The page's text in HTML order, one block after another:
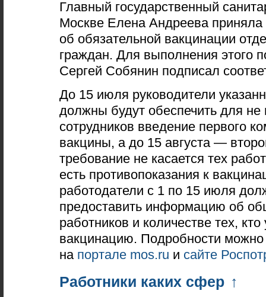
Главный государственный
Москве Елена Андреева приняла
об обязательной вакцинации
граждан. Для выполнения этого
Сергей Собянин подписал
До 15 июля руководители
должны будут обеспечить для не
сотрудников введение первого
вакцины, а до 15 августа —
требование не касается тех
есть противопоказания к
работодатели с 1 по 15 июля
предоставить информацию об
работников и количестве тех,
вакцинацию. Подробности можно
на портале mos.ru и сайте
Работники каких сфер ↑